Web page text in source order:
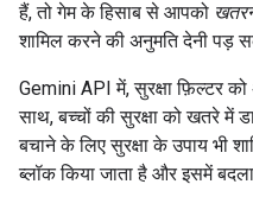
हैं, तो गेम के हिसाब से आपको
शामिल करने की अनुमति देनी पड़
Gemini API में, सुरक्षा फ़िल्टर
साथ, बच्चों की सुरक्षा को खतरे में
बचाने के लिए सुरक्षा के उपाय भी
ब्लॉक किया जाता है और इसमें